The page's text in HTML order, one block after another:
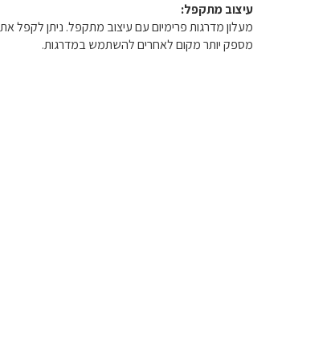
עיצוב מתקפל:
מעלון מדרגות פרימיום עם עיצוב מתקפל. ניתן
מספק יותר מקום לאחרים להשתמש במדרגות.